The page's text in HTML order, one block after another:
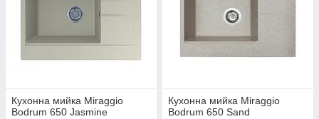
Кухонна мийка Miraggio
Bodrum 650 Jasmine
Кухонна мийка Miraggio
Bodrum 650 Sand